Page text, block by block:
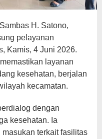
H. Satono,
pelayanan
Kamis, 4 Juni 2026.
layanan
kesehatan, berjalan
kecamatan.
dengan
kesehatan. Ia
terkait fasilitas